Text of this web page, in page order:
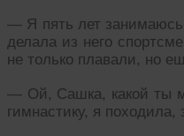
— Я пять лет
делала из него
не только плавали, но
— Ой, Сашка, какой ты
гимнастику, я